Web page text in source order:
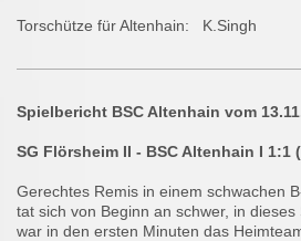
Torschütze für Altenhain: K.Singh
Spielbericht BSC Altenhain vom
SG Flörsheim II - BSC Altenhain I 1:1
Gerechtes Remis in einem schwachen
tat sich von Beginn an schwer, in
war in den ersten Minuten das